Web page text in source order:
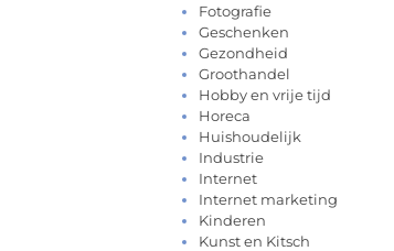
Fotografie
Geschenken
Gezondheid
Groothandel
Hobby en vrije tijd
Horeca
Huishoudelijk
Industrie
Internet
Internet marketing
Kinderen
Kunst en Kitsch